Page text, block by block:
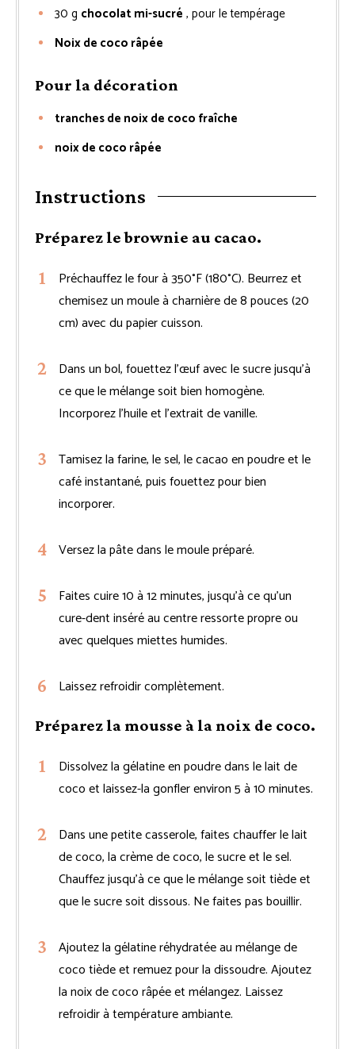
30 g chocolat mi-sucré , pour le tempérage
Noix de coco râpée
Pour la décoration
tranches de noix de coco fraîche
noix de coco râpée
Instructions
Préparez le brownie au cacao.
Préchauffez le four à 350°F (180°C). Beurrez et
chemisez un moule à charnière de 8 pouces (20
cm) avec du papier cuisson.
Dans un bol, fouettez l’œuf avec le sucre jusqu’à
ce que le mélange soit bien homogène.
Incorporez l’huile et l’extrait de vanille.
Tamisez la farine, le sel, le cacao en poudre et le
café instantané, puis fouettez pour bien
incorporer.
Versez la pâte dans le moule préparé.
Faites cuire 10 à 12 minutes, jusqu’à ce qu’un
cure-dent inséré au centre ressorte propre ou
avec quelques miettes humides.
Laissez refroidir complètement.
Préparez la mousse à la noix de coco.
Dissolvez la gélatine en poudre dans le lait de
coco et laissez-la gonfler environ 5 à 10 minutes.
Dans une petite casserole, faites chauffer le lait
de coco, la crème de coco, le sucre et le sel.
Chauffez jusqu’à ce que le mélange soit tiède et
que le sucre soit dissous. Ne faites pas bouillir.
Ajoutez la gélatine réhydratée au mélange de
coco tiède et remuez pour la dissoudre. Ajoutez
la noix de coco râpée et mélangez. Laissez
refroidir à température ambiante.